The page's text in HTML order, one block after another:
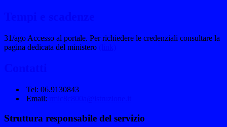
31/ago Accesso al portale. Per richiedere le credenziali consultare la
pagina dedicata del ministero
Tel: 06.9130843
Email:
Struttura responsabile del servizio